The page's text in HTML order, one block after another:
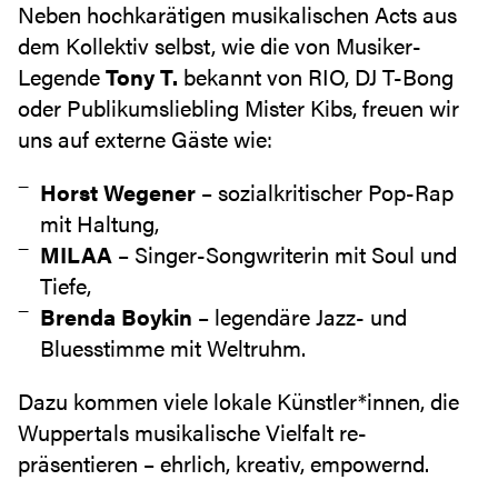
Neben hochkarätigen musikalischen Acts aus
dem Kollektiv selbst, wie die von Musiker-
LegendeTony T. bekannt von RIO, DJ T-Bong
oder Publikumsliebling Mister Kibs, freuen wir
uns auf externe Gäste wie:
Horst Wegener – sozialkritischer Pop-Rap
mit Haltung,
MILAA – Singer-Songwriterin mit Soul und
Tiefe,
Brenda Boykin – legendäre Jazz- und
Bluesstimme mit Weltruhm.
Dazu kommen viele lokale Künstler*innen, die
Wuppertals musikalische Vielfalt re-
präsentieren – ehrlich, kreativ, empowernd.